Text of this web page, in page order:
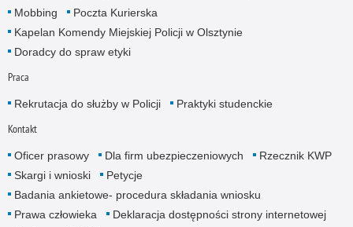
Mobbing
Poczta Kurierska
Kapelan Komendy Miejskiej Policji w Olsztynie
Doradcy do spraw etyki
Praca
Rekrutacja do służby w Policji Praktyki studenckie
Kontakt
Oficer prasowy Dla firm ubezpieczeniowych
Rzecznik KWP
Skargi i wnioski
Petycje
Badania ankietowe- procedura składania wniosku
Prawa człowieka
Deklaracja dostępności strony internetowej